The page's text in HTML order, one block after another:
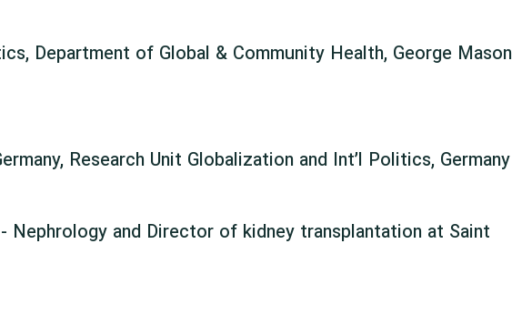
Department of Global & Community Health, George Mason
Research Unit Globalization and Int’l Politics, Germany
and Director of kidney transplantation at Saint